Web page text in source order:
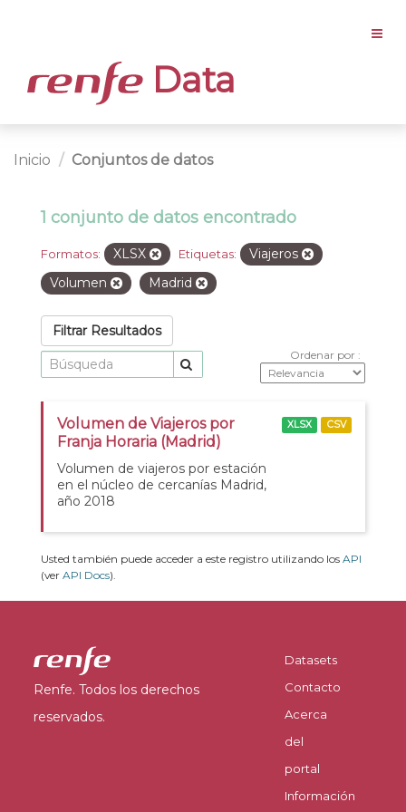
Data
Inicio Conjuntos de datos
1 conjunto de datos encontrado
Formatos: XLSX Etiquetas:
Viajeros
Volumen
Madrid
Filtrar Resultados
Ordenar por
Volumen de Viajeros por
Franja Horaria (Madrid)
Volumen de viajeros por estación
en el núcleo de cercanías Madrid,
año 2018
XLSX CSV
Usted también puede acceder a este registro utilizando los API
(ver API Docs).
Renfe. Todos los derechos
reservados.
Datasets
Contacto
Acerca
del
portal
Información